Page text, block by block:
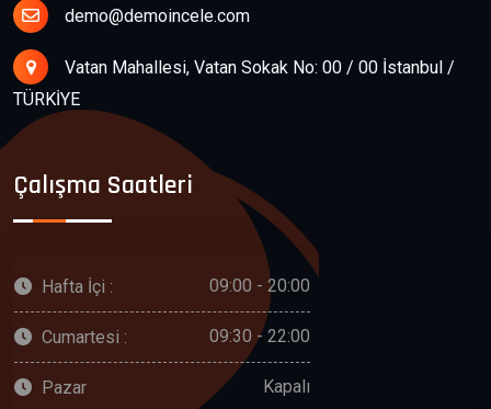
demo@demoincele.com
Vatan Mahallesi, Vatan Sokak No: 00 / 00 İstanbul /
TÜRKİYE
Çalışma Saatleri
Hafta İçi : 09:00 - 20:00
Cumartesi : 09:30 - 22:00
Pazar Kapalı